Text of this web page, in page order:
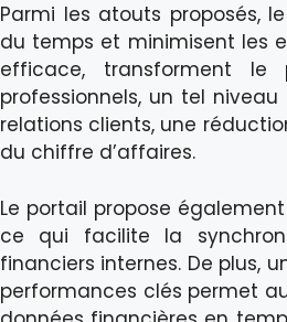
Parmi les atouts proposés,
du temps et minimisent les
efficace, transforment le
professionnels, un tel
relations clients, une
du chiffre d’affaires.
Le portail propose
ce qui facilite la
financiers internes. De plus,
performances clés permet